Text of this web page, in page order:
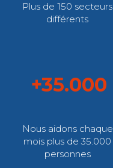
Plus de 150 secteurs
différents
+35.000
Nous aidons chaque
mois plus de 35.000
personnes